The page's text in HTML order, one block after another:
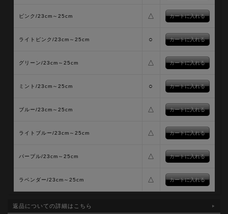
ピンク/23cm～25cm △
ライトピンク/23cm～25cm ○
グリーン/23cm～25cm △
ミント/23cm～25cm ○
ブルー/23cm～25cm △
ライトブルー/23cm～25cm △
パープル/23cm～25cm △
ラベンダー/23cm～25cm △
返品についての詳細はこちら